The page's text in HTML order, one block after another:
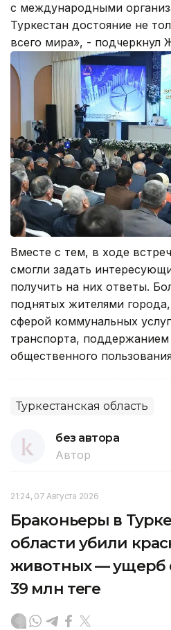
с международными
Туркестан достояние не
всего мира», - подчеркнул
Вместе с тем, в ходе
смогли задать
получить на них ответы.
поднятых жителями
сферой коммунальных
транспорта,
общественного
Туркестанская область
без автора
Автор
21:24, 07 Августа 2026
Браконьеры в
области убили
животных — ущерб
39 млн теңге